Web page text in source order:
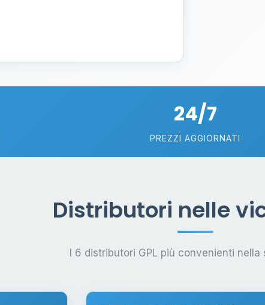
24/7
PREZZI AGGIORNATI
Distributori nelle
I 6 distributori GPL più convenienti nella